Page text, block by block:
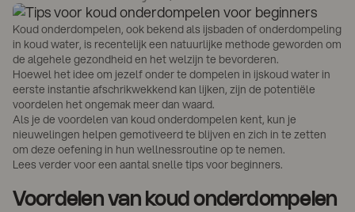
Koud onderdompelen, ook bekend als ijsbaden of onderdompeling
in koud water, is recentelijk een natuurlijke methode geworden om
de algehele gezondheid en het welzijn te bevorderen.
Hoewel het idee om jezelf onder te dompelen in ijskoud water in
eerste instantie afschrikwekkend kan lijken, zijn de potentiële
voordelen het ongemak meer dan waard.
Als je de voordelen van koud onderdompelen kent, kun je
nieuwelingen helpen gemotiveerd te blijven en zich in te zetten
om deze oefening in hun wellnessroutine op te nemen.
Lees verder voor een aantal snelle tips voor beginners.
Voordelen van koud onderdompelen